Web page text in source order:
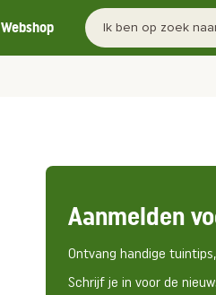
Webshop
Aanmelden
Ontvang handige
Schrijf je in voor de